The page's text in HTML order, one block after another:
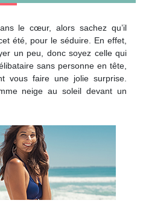
le cœur, alors sachez qu’il
été, pour le séduire. En effet,
un peu, donc soyez celle qui
sans personne en tête,
vous faire une jolie surprise.
neige au soleil devant un